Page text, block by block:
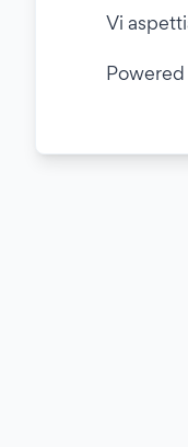
Vi